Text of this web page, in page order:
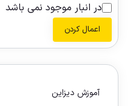
در انبار موجود نمی باشد
اعمال کردن
آموزش دیزاین